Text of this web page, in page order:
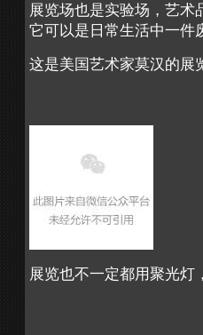
展览场也是实验场，艺术
它可以是日常生活中一件
这是美国艺术家莫汉的展
展览也不一定都用聚光灯